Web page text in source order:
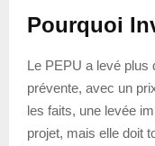
Pourquoi
Le PEPU a levé plus
prévente, avec un
les faits, une levée
projet, mais elle doit